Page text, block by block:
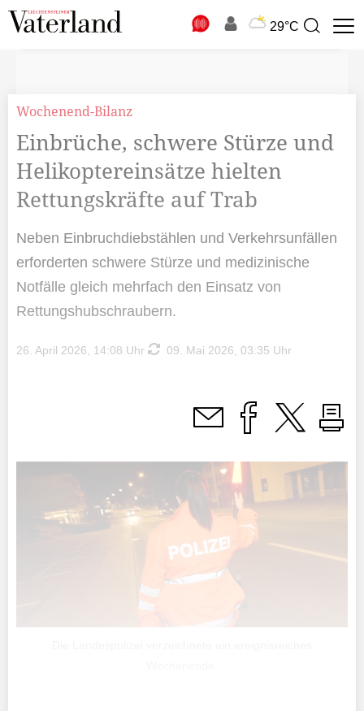
29°C
Suchbegriff
Wochenend-Bilanz
Einbrüche, schwere Stürze und
Helikoptereinsätze hielten
Rettungskräfte auf Trab
Neben Einbruchdiebstählen und Verkehrsunfällen
erforderten schwere Stürze und medizinische
Notfälle gleich mehrfach den Einsatz von
Rettungshubschraubern.
26. April 2026, 14:08 Uhr 09. Mai 2026, 03:35 Uhr